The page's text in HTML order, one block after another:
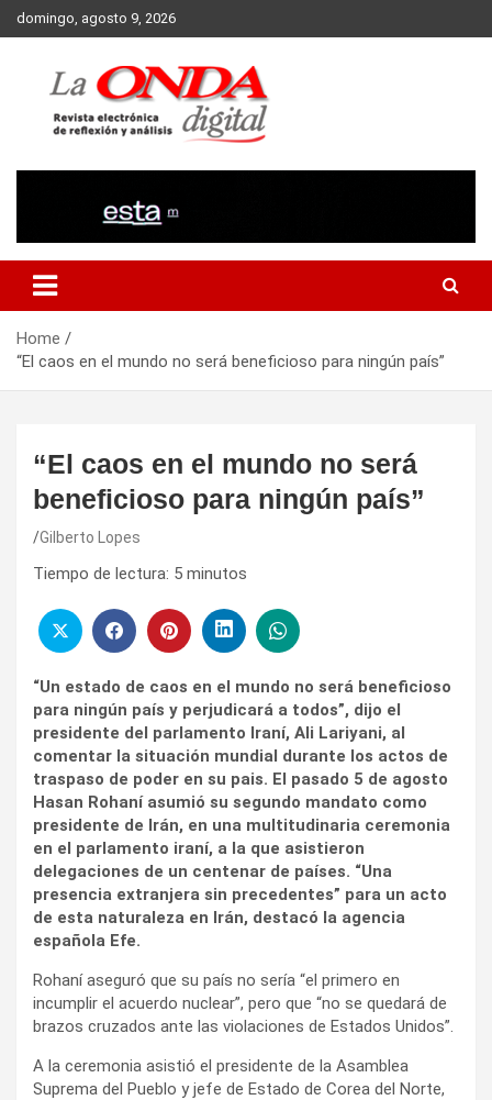
Skip
to
domingo, agosto 9, 2026
Home
“El caos en el mundo no será beneficioso para ningún país”
“El caos en el mundo no será
beneficioso para ningún país”
Gilberto Lopes
Tiempo de lectura: 5 minutos
“Un estado de caos en el mundo no será beneficioso
para ningún país y perjudicará a todos”, dijo el
presidente del parlamento Iraní, Ali Lariyani, al
comentar la situación mundial durante los actos de
traspaso de poder en su pais. El pasado 5 de agosto
Hasan Rohaní asumió su segundo mandato como
presidente de Irán, en una multitudinaria ceremonia
en el parlamento iraní, a la que asistieron
delegaciones de un centenar de países. “Una
presencia extranjera sin precedentes” para un acto
de esta naturaleza en Irán, destacó la agencia
española Efe.
Rohaní aseguró que su país no sería “el primero en
incumplir el acuerdo nuclear”, pero que “no se quedará de
brazos cruzados ante las violaciones de Estados Unidos”.
A la ceremonia asistió el presidente de la Asamblea
Suprema del Pueblo y jefe de Estado de Corea del Norte,